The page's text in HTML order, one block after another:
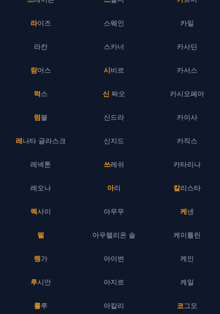
라이즈
라칸
람머스
럭스
럼블
레나타 글라스크
레넥톤
레오나
렉사이
렐
렝가
루시안
룰루
스웨인
스카너
시비르
신 짜오
신드라
신지드
쓰레쉬
아리
아무무
아우렐리온 솔
아이번
아지르
아칼리
카밀
카사딘
카서스
카시오페아
카이사
카직스
카타리나
칼리스타
케넨
케이틀린
케인
케일
코그모